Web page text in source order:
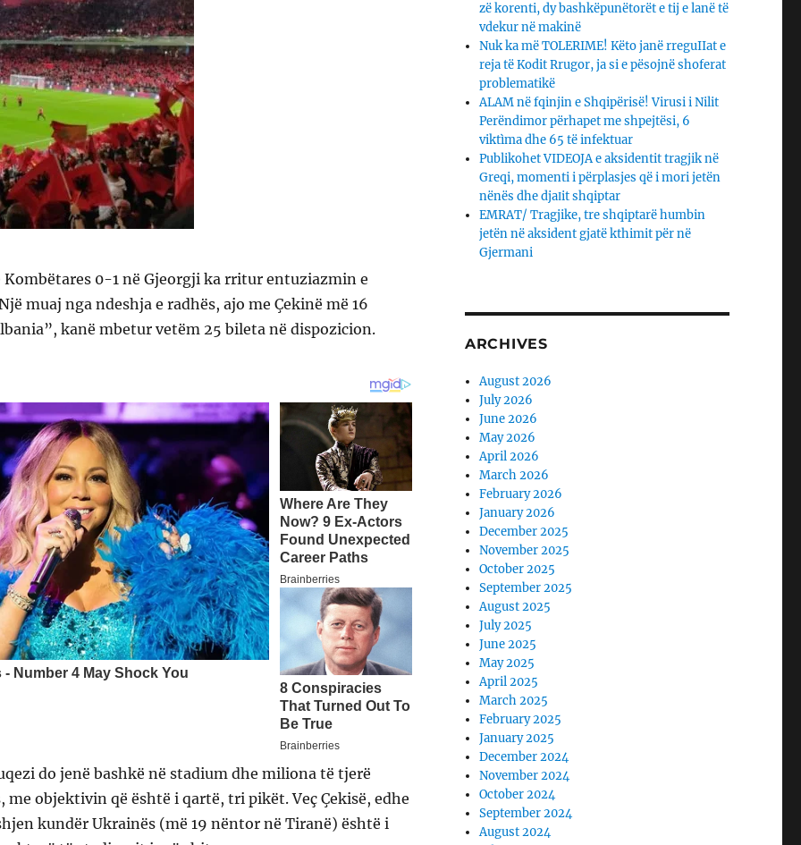
0-1 në Gjeorgji ka rritur entuziazmin e
muaj nga ndeshja e radhës, ajo me Çekinë më 16
kanë mbetur vetëm 25 bileta në dispozicion.
do jenë bashkë në stadium dhe miliona të tjerë
me objektivin që është i qartë, tri pikët. Veç Çekisë, edhe
kundër Ukrainës (më 19 nëntor në Tiranë) është i
zë korenti, dy bashkëpunëtorët e tij e lanë të
vdekur në makinë
Nuk ka më TOLERIME! Këto janë rreguIIat e
reja të Kodit Rrugor, ja si e pësojnë shoferat
problematikë
ALAM në fqinjin e Shqipërisë! Virusi i Nilit
Perëndimor përhapet me shpejtësi, 6
viktìma dhe 65 të infektuar
Publikohet VIDEOJA e aksidentit tragjik në
Greqi, momenti i përplasjes që i mori jetën
nënës dhe djaΙit shqiptar
EMRAT/ Tragjike, tre shqiptarë humbin
jetën në aksident gjatë kthimit për në
Gjermani
ARCHIVES
August 2026
July 2026
June 2026
May 2026
April 2026
March 2026
February 2026
January 2026
December 2025
November 2025
October 2025
September 2025
August 2025
July 2025
June 2025
May 2025
April 2025
March 2025
February 2025
January 2025
December 2024
November 2024
October 2024
September 2024
August 2024